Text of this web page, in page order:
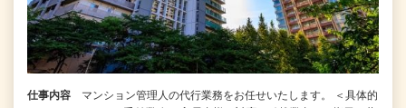
仕事内容
マンション管理人の代行業務をお任せいたします。 ＜具体的